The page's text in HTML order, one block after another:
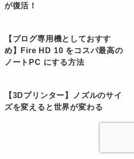
が復活！
【ブログ専用機としておすす
め】Fire HD 10 をコスパ最高の
ノートPC にする方法
【3Dプリンター】ノズルのサイ
ズを変えると世界が変わる